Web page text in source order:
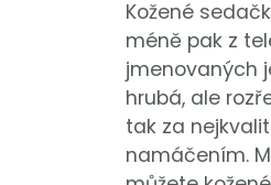
Kožené
méně pak z
jmenovaných
hrubá, ale
tak za
namáčením.